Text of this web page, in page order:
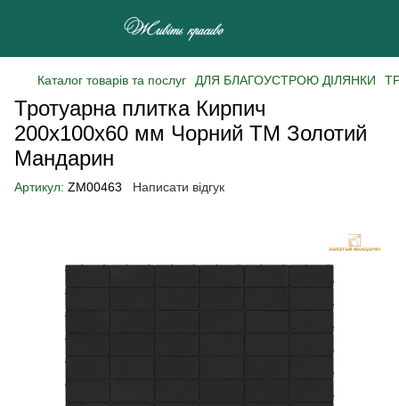
Каталог товарів та послуг ДЛЯ БЛАГОУСТРОЮ ДІЛЯНКИ
Тротуарна плитка Кирпич
200х100х60 мм Чорний ТМ Золотий
Мандарин
Артикул: ZM00463 Написати відгук